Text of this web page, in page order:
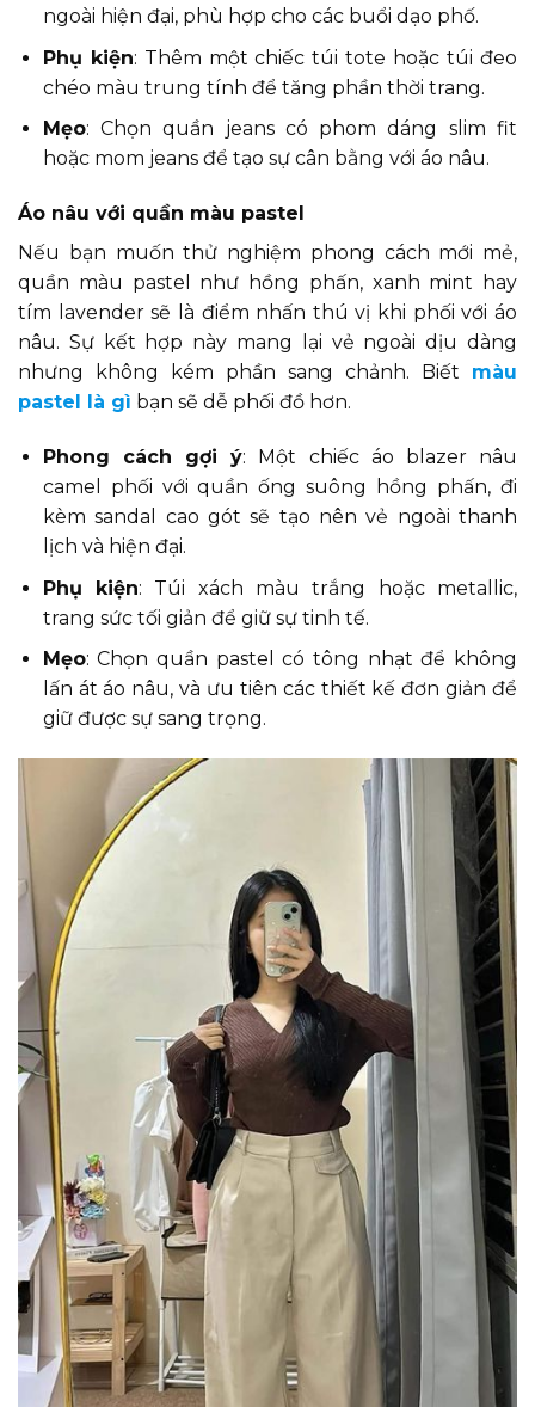
ngoài hiện đại, phù hợp cho các buổi dạo phố.
Phụ kiện: Thêm một chiếc túi tote hoặc túi đeo
chéo màu trung tính để tăng phần thời trang.
Mẹo: Chọn quần jeans có phom dáng slim fit
hoặc mom jeans để tạo sự cân bằng với áo nâu.
Áo nâu với quần màu pastel
Nếu bạn muốn thử nghiệm phong cách mới mẻ,
quần màu pastel như hồng phấn, xanh mint hay
tím lavender sẽ là điểm nhấn thú vị khi phối với áo
nâu. Sự kết hợp này mang lại vẻ ngoài dịu dàng
nhưng không kém phần sang chảnh. Biết màu
pastel là gì bạn sẽ dễ phối đồ hơn.
Phong cách gợi ý: Một chiếc áo blazer nâu
camel phối với quần ống suông hồng phấn, đi
kèm sandal cao gót sẽ tạo nên vẻ ngoài thanh
lịch và hiện đại.
Phụ kiện: Túi xách màu trắng hoặc metallic,
trang sức tối giản để giữ sự tinh tế.
Mẹo: Chọn quần pastel có tông nhạt để không
lấn át áo nâu, và ưu tiên các thiết kế đơn giản để
giữ được sự sang trọng.